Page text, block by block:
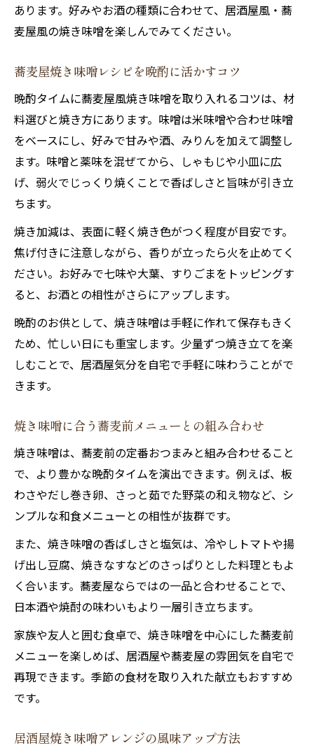
あります。好みやお酒の種類に合わせて、居酒屋風・蕎
麦屋風の焼き味噌を楽しんでみてください。
蕎麦屋焼き味噌レシピを晩酌に活かすコツ
晩酌タイムに蕎麦屋風焼き味噌を取り入れるコツは、材
料選びと焼き方にあります。味噌は米味噌や合わせ味噌
をベースにし、好みで甘みや酒、みりんを加えて調整し
ます。味噌と薬味を混ぜてから、しゃもじや小皿に広
げ、弱火でじっくり焼くことで香ばしさと旨味が引き立
ちます。
焼き加減は、表面に軽く焼き色がつく程度が目安です。
焦げ付きに注意しながら、香りが立ったら火を止めてく
ださい。お好みで七味や大葉、すりごまをトッピングす
ると、お酒との相性がさらにアップします。
晩酌のお供として、焼き味噌は手軽に作れて保存もきく
ため、忙しい日にも重宝します。少量ずつ焼き立てを楽
しむことで、居酒屋気分を自宅で手軽に味わうことがで
きます。
焼き味噌に合う蕎麦前メニューとの組み合わせ
焼き味噌は、蕎麦前の定番おつまみと組み合わせること
で、より豊かな晩酌タイムを演出できます。例えば、板
わさやだし巻き卵、さっと茹でた野菜の和え物など、シ
ンプルな和食メニューとの相性が抜群です。
また、焼き味噌の香ばしさと塩気は、冷やしトマトや揚
げ出し豆腐、焼きなすなどのさっぱりとした料理ともよ
く合います。蕎麦屋ならではの一品と合わせることで、
日本酒や焼酎の味わいもより一層引き立ちます。
家族や友人と囲む食卓で、焼き味噌を中心にした蕎麦前
メニューを楽しめば、居酒屋や蕎麦屋の雰囲気を自宅で
再現できます。季節の食材を取り入れた献立もおすすめ
です。
居酒屋焼き味噌アレンジの風味アップ方法